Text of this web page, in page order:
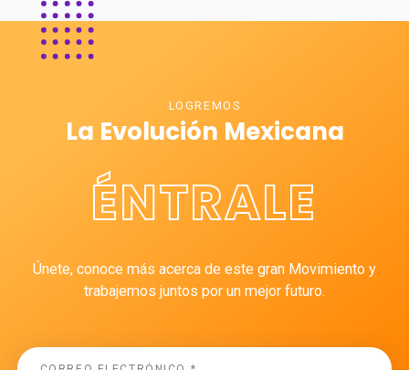
LOGREMOS
La Evolución Mexicana
ÉNTRALE
Únete, conoce más acerca de este gran Movimiento y
trabajemos juntos por un mejor futuro.